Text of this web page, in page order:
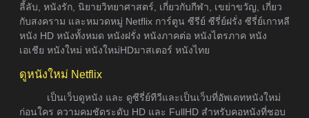
ลี้ลับ, หนังรัก, นิยายวิทยาศาสตร์, เกี่ยวกับกีฬา, เขย่าขวัญ, เกี่ยว
กับสงคราม และหมวดหมู่ Netflix การ์ตูน ซีรีย์ ซีรี่ย์ฝรั่ง ซีรี่ย์เกาหลี
หนัง HD หนังทั้งหมด หนังฝรั่ง หนังภาคต่อ หนังไตรภาค หนัง
เอเชีย หนังใหม่ หนังใหม่HDมาสเตอร์ หนังไทย
ดูหนังใหม่ Netflix
เป็นเว็บดูหนัง และ ดูซีรี่ย์ทีวีและเป็นเว็บที่อัพเดทหนังใหม่
ก่อนใคร ความคมชัดระดับ HD และ FullHD สำหรับคอหนังที่ชอบ